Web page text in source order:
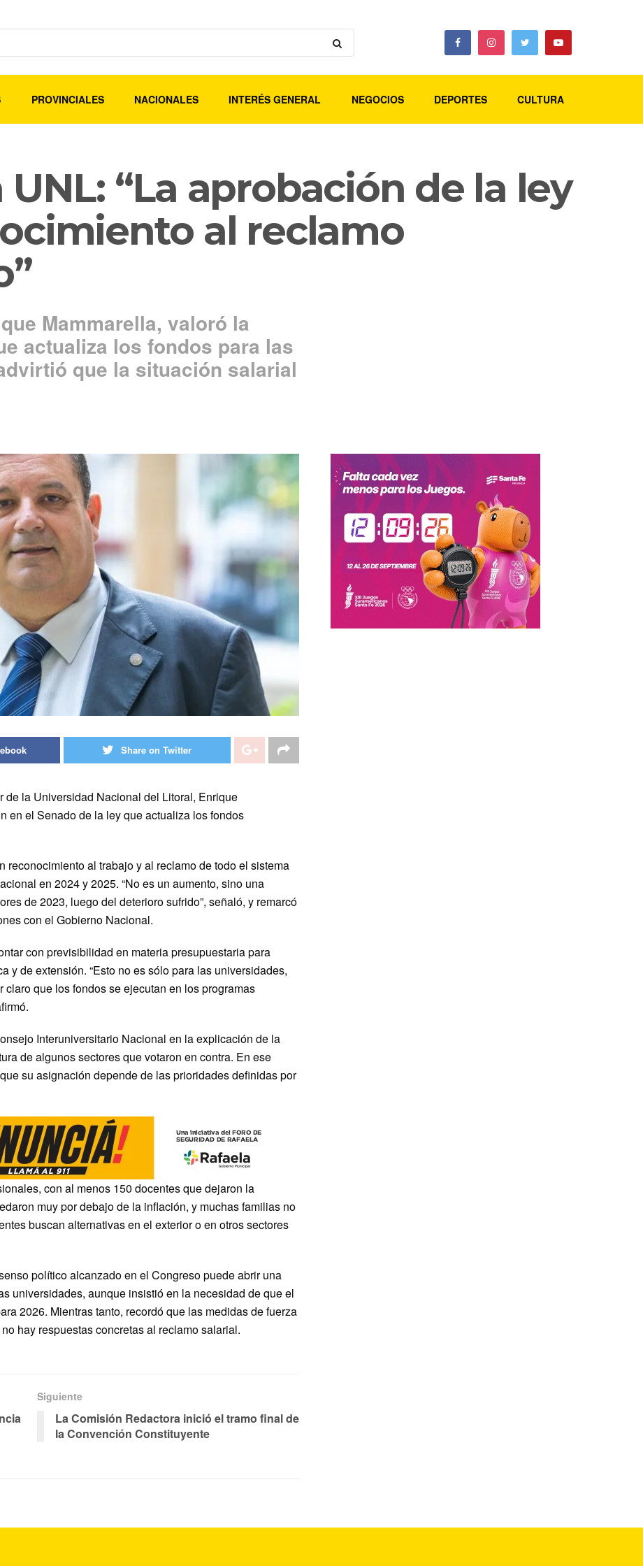
PROVINCIALES NACIONALES INTERÉS GENERAL NEGOCIOS DEPORTES CULTURA
“La aprobación de la ley
al reclamo
Mammarella, valoró la
actualiza los fondos para las
que la situación salarial
Share on Twitter
la Universidad Nacional del Litoral, Enrique
en el Senado de la ley que actualiza los fondos
reconocimiento al trabajo y al reclamo de todo el sistema
en 2024 y 2025. “No es un aumento, sino una
de 2023, luego del deterioro sufrido”, señaló, y remarcó
con el Gobierno Nacional.
con previsibilidad en materia presupuestaria para
y de extensión. “Esto no es sólo para las universidades,
que los fondos se ejecutan en los programas
Interuniversitario Nacional en la explicación de la
de algunos sectores que votaron en contra. En ese
su asignación depende de las prioridades definidas por
con al menos 150 docentes que dejaron la
muy por debajo de la inflación, y muchas familias no
buscan alternativas en el exterior o en otros sectores
político alcanzado en el Congreso puede abrir una
universidades, aunque insistió en la necesidad de que el
2026. Mientras tanto, recordó que las medidas de fuerza
hay respuestas concretas al reclamo salarial.
Siguiente
La Comisión Redactora inició el tramo final de
la Convención Constituyente